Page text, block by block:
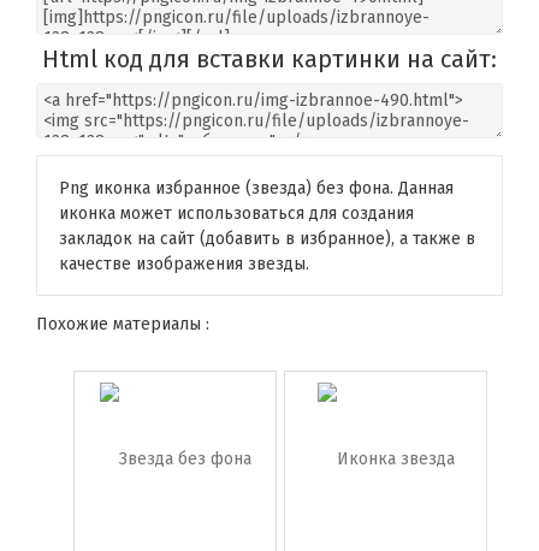
Html код для вставки картинки на сайт:
Png иконка избранное (звезда) без фона. Данная
иконка может использоваться для создания
закладок на сайт (добавить в избранное), а также в
качестве изображения звезды.
Похожие материалы :